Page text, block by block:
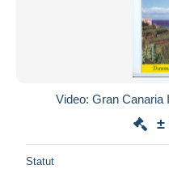
Video: Gran Canaria
±
Statut